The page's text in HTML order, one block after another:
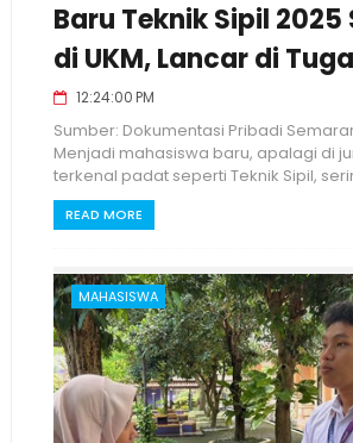
Baru Teknik Sipil 2025
di UKM, Lancar di
12:24:00 PM
Sumber: Dokumentasi Pribadi
Menjadi mahasiswa baru, apalagi di
terkenal padat seperti Teknik Sipil,
READ MORE
MAHASISWA